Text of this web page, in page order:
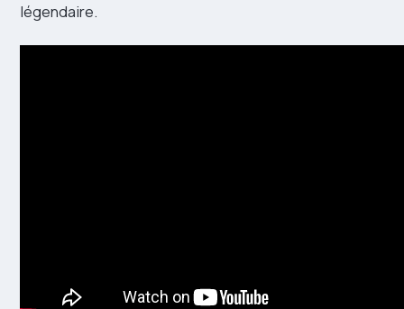
légendaire.